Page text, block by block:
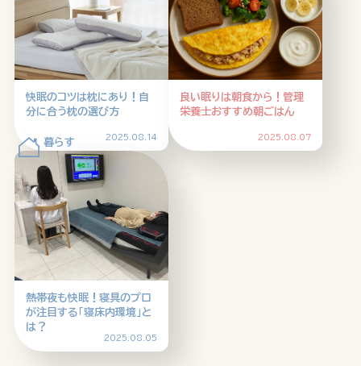
HOME ABOUT ARTICLE
公式Xアカウント
アサヒグループ公式チャンネル
快眠のコツは枕にあり！自
分に合う枕の選び方
2025.08.14
良い眠りは朝食から！管理
栄養士おすすめ朝ごはん
2025.08.07
熱帯夜も快眠！寝具のプロ
が注目する「寝床内環境」と
は？
2025.08.05